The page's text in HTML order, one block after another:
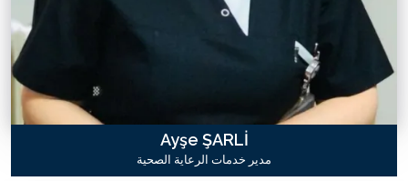
Ayşe ŞARLİ
مدير خدمات الرعاية الصحية